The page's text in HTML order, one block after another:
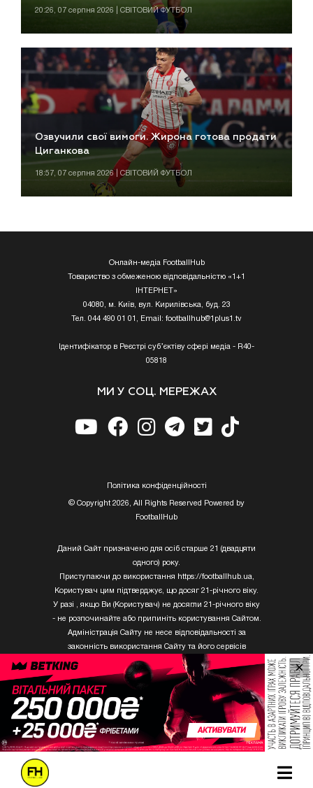
20:26, 07 серпня 2026 | СВІТОВИЙ ФУТБОЛ
Озвучили свої вимоги. Жирона готова продати
Циганкова
18:57, 07 серпня 2026 | СВІТОВИЙ ФУТБОЛ
Онлайн-медіа FootballHub
Товариство з обмеженою відповідальністю «1+1
ІНТЕРНЕТ»
04080, м. Київ, вул. Кирилівська, буд. 23
Тел. 044 490 01 01, Email: footballhub@1plus1.tv
Ідентифікатор в Реєстрі суб’єктіву сфері медіа - R40-
05818
МИ У СОЦ. МЕРЕЖАХ
Полiтика конфiденцiйностi
© Copyright 2026, All Rights Reserved Powered by
FootballHub
Даний Сайт призначено для осіб старше 21 (двадцяти
одного) року.
Приступаючи до використання https://footballhub.ua,
Користувач цим підтверджує, що досяг 21-річного віку.
У разі , якщо Ви (Користувач) не досягли 21-річного віку
- не розпочинайте або припиніть користування Сайтом.
Адміністрація Сайту не несе відповідальності за
законність використання Сайту та його сервісів
Користувачем, який не досяг 21-річного віку.
Твори Getty Images, що розміщені на сайті, не можуть
бути використані третіми особами без письмового
дозволу ТОВ «ГЛОБАЛ ІМІДЖЕС ЮКРЕЙН.
×